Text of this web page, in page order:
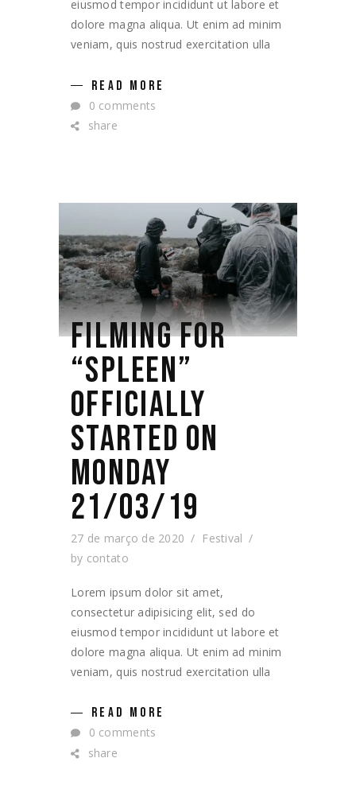
eiusmod tempor incididunt ut labore et
dolore magna aliqua. Ut enim ad minim
veniam, quis nostrud exercitation ulla
READ MORE
0 comments
share
FILMING FOR
“SPLEEN”
OFFICIALLY
STARTED ON
MONDAY
21/03/19
27 de março de 2020
Festival
by contato
Lorem ipsum dolor sit amet,
consectetur adipisicing elit, sed do
eiusmod tempor incididunt ut labore et
dolore magna aliqua. Ut enim ad minim
veniam, quis nostrud exercitation ulla
READ MORE
0 comments
share